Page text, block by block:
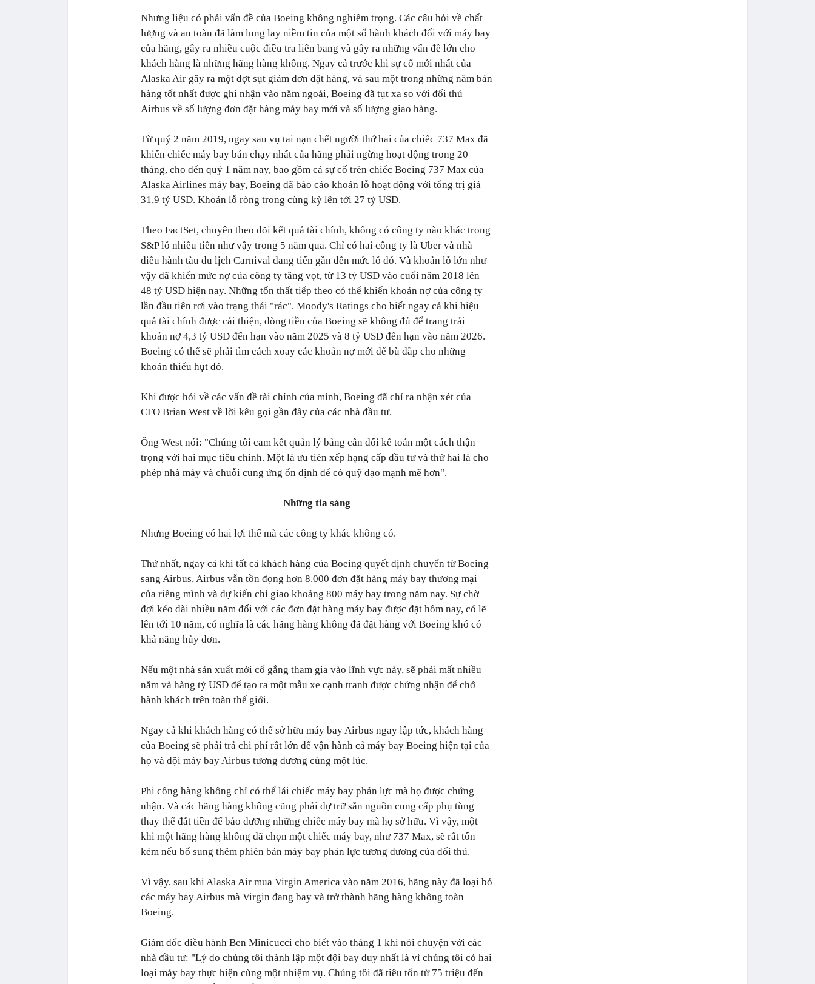
Nhưng liệu có phải vấn đề của Boeing không nghiêm trọng. Các câu hỏi về chất
lượng và an toàn đã làm lung lay niềm tin của một số hành khách đối với máy bay
của hãng, gây ra nhiều cuộc điều tra liên bang và gây ra những vấn đề lớn cho
khách hàng là những hãng hàng không. Ngay cả trước khi sự cố mới nhất của
Alaska Air gây ra một đợt sụt giảm đơn đặt hàng, và sau một trong những năm bán
hàng tốt nhất được ghi nhận vào năm ngoái, Boeing đã tụt xa so với đối thủ
Airbus về số lượng đơn đặt hàng máy bay mới và số lượng giao hàng.
Từ quý 2 năm 2019, ngay sau vụ tai nạn chết người thứ hai của chiếc 737 Max đã
khiến chiếc máy bay bán chạy nhất của hãng phải ngừng hoạt động trong 20
tháng, cho đến quý 1 năm nay, bao gồm cả sự cố trên chiếc Boeing 737 Max của
Alaska Airlines máy bay, Boeing đã báo cáo khoản lỗ hoạt động với tổng trị giá
31,9 tỷ USD. Khoản lỗ ròng trong cùng kỳ lên tới 27 tỷ USD.
Theo FactSet, chuyên theo dõi kết quả tài chính, không có công ty nào khác trong
S&P lỗ nhiều tiền như vậy trong 5 năm qua. Chỉ có hai công ty là Uber và nhà
điều hành tàu du lịch Carnival đang tiến gần đến mức lỗ đó. Và khoản lỗ lớn như
vậy đã khiến mức nợ của công ty tăng vọt, từ 13 tỷ USD vào cuối năm 2018 lên
48 tỷ USD hiện nay. Những tổn thất tiếp theo có thể khiến khoản nợ của công ty
lần đầu tiên rơi vào trạng thái "rác". Moody's Ratings cho biết ngay cả khi hiệu
quả tài chính được cải thiện, dòng tiền của Boeing sẽ không đủ để trang trải
khoản nợ 4,3 tỷ USD đến hạn vào năm 2025 và 8 tỷ USD đến hạn vào năm 2026.
Boeing có thể sẽ phải tìm cách xoay các khoản nợ mới để bù đắp cho những
khoản thiếu hụt đó.
Khi được hỏi về các vấn đề tài chính của mình, Boeing đã chỉ ra nhận xét của
CFO Brian West về lời kêu gọi gần đây của các nhà đầu tư.
Ông West nói: "Chúng tôi cam kết quản lý bảng cân đối kế toán một cách thận
trọng với hai mục tiêu chính. Một là ưu tiên xếp hạng cấp đầu tư và thứ hai là cho
phép nhà máy và chuỗi cung ứng ổn định để có quỹ đạo mạnh mẽ hơn".
Những tia sáng
Nhưng Boeing có hai lợi thế mà các công ty khác không có.
Thứ nhất, ngay cả khi tất cả khách hàng của Boeing quyết định chuyển từ Boeing
sang Airbus, Airbus vẫn tồn đọng hơn 8.000 đơn đặt hàng máy bay thương mại
của riêng mình và dự kiến chỉ giao khoảng 800 máy bay trong năm nay. Sự chờ
đợi kéo dài nhiều năm đối với các đơn đặt hàng máy bay được đặt hôm nay, có lẽ
lên tới 10 năm, có nghĩa là các hãng hàng không đã đặt hàng với Boeing khó có
khả năng hủy đơn.
Nếu một nhà sản xuất mới cố gắng tham gia vào lĩnh vực này, sẽ phải mất nhiều
năm và hàng tỷ USD để tạo ra một mẫu xe cạnh tranh được chứng nhận để chở
hành khách trên toàn thế giới.
Ngay cả khi khách hàng có thể sở hữu máy bay Airbus ngay lập tức, khách hàng
của Boeing sẽ phải trả chi phí rất lớn để vận hành cả máy bay Boeing hiện tại của
họ và đội máy bay Airbus tương đương cùng một lúc.
Phi công hàng không chỉ có thể lái chiếc máy bay phản lực mà họ được chứng
nhận. Và các hãng hàng không cũng phải dự trữ sẵn nguồn cung cấp phụ tùng
thay thế đắt tiền để bảo dưỡng những chiếc máy bay mà họ sở hữu. Vì vậy, một
khi một hãng hàng không đã chọn một chiếc máy bay, như 737 Max, sẽ rất tốn
kém nếu bổ sung thêm phiên bản máy bay phản lực tương đương của đối thủ.
Vì vậy, sau khi Alaska Air mua Virgin America vào năm 2016, hãng này đã loại bỏ
các máy bay Airbus mà Virgin đang bay và trở thành hãng hàng không toàn
Boeing.
Giám đốc điều hành Ben Minicucci cho biết vào tháng 1 khi nói chuyện với các
nhà đầu tư: "Lý do chúng tôi thành lập một đội bay duy nhất là vì chúng tôi có hai
loại máy bay thực hiện cùng một nhiệm vụ. Chúng tôi đã tiêu tốn từ 75 triệu đến